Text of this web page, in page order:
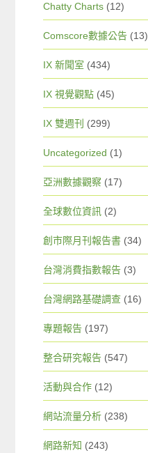
Chatty Charts (12)
Comscore數據公告 (13)
IX 新聞室 (434)
IX 視覺觀點 (45)
IX 雙週刊 (299)
Uncategorized (1)
亞洲數據觀察 (17)
全球數位資訊 (2)
創市際月刊報告書 (34)
台灣消費指數報告 (3)
台灣網路基礎調查 (16)
專題報告 (197)
整合研究報告 (547)
活動與合作 (12)
網站流量分析 (238)
網路新知 (243)